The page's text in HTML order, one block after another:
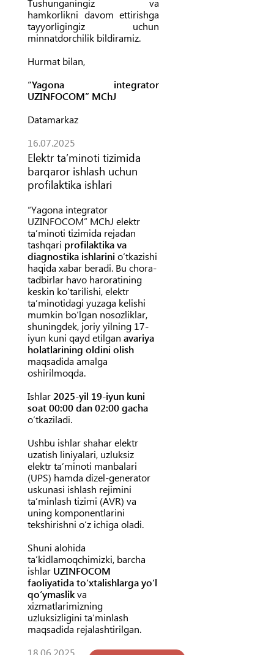
Tushunganingiz va
hamkorlikni davom ettirishga
tayyorligingiz uchun
minnatdorchilik bildiramiz.
Hurmat bilan,
“Yagona integrator
UZINFOCOM” MChJ
Datamarkaz
16.07.2025
Elektr taʼminoti tizimida
barqaror ishlash uchun
profilaktika ishlari
“Yagona integrator
UZINFOCOM” MChJ elektr
taʼminoti tizimida rejadan
tashqari profilaktika va
diagnostika ishlarini oʻtkazishi
haqida xabar beradi. Bu chora-
tadbirlar havo haroratining
keskin koʻtarilishi, elektr
taʼminotidagi yuzaga kelishi
mumkin boʻlgan nosozliklar,
shuningdek, joriy yilning 17-
iyun kuni qayd etilgan avariya
holatlarining oldini olish
maqsadida amalga
oshirilmoqda.
Ishlar 2025-yil 19-iyun kuni
soat 00:00 dan 02:00 gacha
oʻtkaziladi.
Ushbu ishlar shahar elektr
uzatish liniyalari, uzluksiz
elektr taʼminoti manbalari
(UPS) hamda dizel-generator
uskunasi ishlash rejimini
taʼminlash tizimi (AVR) va
uning komponentlarini
tekshirishni oʻz ichiga oladi.
Shuni alohida
taʼkidlamoqchimizki, barcha
ishlar UZINFOCOM
faoliyatida toʻxtalishlarga yoʻl
qoʻymaslikva
xizmatlarimizning
uzluksizligini taʼminlash
maqsadida rejalashtirilgan.
18.06.2025